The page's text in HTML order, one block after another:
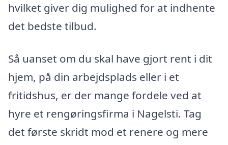
hvilket giver dig mulighed for at indhente
det bedste tilbud.
Så uanset om du skal have gjort rent i dit
hjem, på din arbejdsplads eller i et
fritidshus, er der mange fordele ved at
hyre et rengøringsfirma i Nagelsti. Tag
det første skridt mod et renere og mere